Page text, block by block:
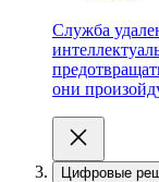
Служба
они
Цифровые